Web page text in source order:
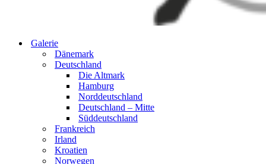
Galerie
Dänemark
Deutschland
Die Altmark
Hamburg
Norddeutschland
Deutschland – Mitte
Süddeutschland
Frankreich
Irland
Kroatien
Norwegen